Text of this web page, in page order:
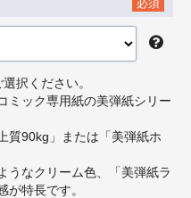
必須
択ください。
ミック専用紙の美弾紙シリー
質90kg」または「美弾紙ホ
うなクリーム色、「美弾紙ラ
が特長です。